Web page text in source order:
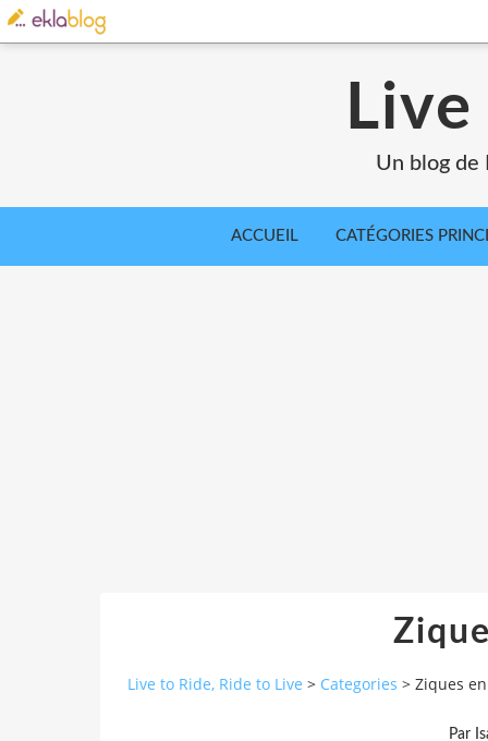
Un blog de
ACCUEIL CATÉGORIES
Live to Ride, Ride to Live > Categories > Ziques
Par